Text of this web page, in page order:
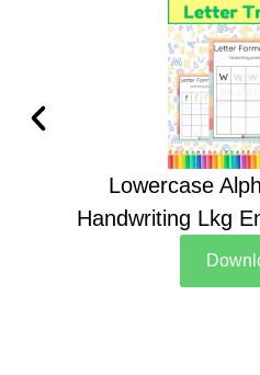
Lowercase
Handwriting Lkg